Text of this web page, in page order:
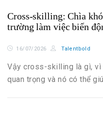
Cross-skilling: Chìa
trường làm việc biến
16/07/2026 Talentbold
Vậy cross-skilling là gì, vì
quan trọng và nó có thể
trong sự nghiệp? Hãy